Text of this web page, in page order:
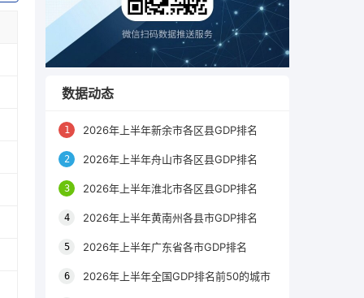
数据动态
2026年上半年新余市各区县GDP排名
2026年上半年舟山市各区县GDP排名
2026年上半年淮北市各区县GDP排名
2026年上半年黄南州各县市GDP排名
2026年上半年广东省各市GDP排名
2026年上半年全国GDP排名前50的城市